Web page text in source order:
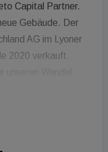
Capital Partner.
Gebäude. Der
AG im Lyoner
2020 verkauft.